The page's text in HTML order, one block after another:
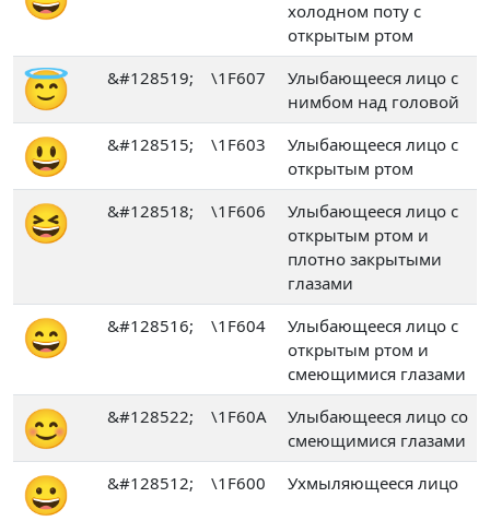
холодном поту с
открытым ртом
😇 &#128519; \1F607
Улыбающееся лицо с
нимбом над головой
😃 &#128515; \1F603
Улыбающееся лицо с
открытым ртом
😆 &#128518; \1F606
Улыбающееся лицо с
открытым ртом и
плотно закрытыми
глазами
😄 &#128516; \1F604
Улыбающееся лицо с
открытым ртом и
смеющимися глазами
😊 &#128522; \1F60A
Улыбающееся лицо со
смеющимися глазами
😀 &#128512; \1F600 Ухмыляющееся лицо